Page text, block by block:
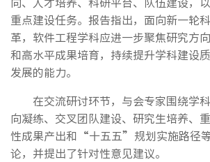
重点建设任务。报告指出，面向新一轮
革，软件工程学科应进一步聚焦研究方
和高水平成果培育，持续提升学科建设
发展的能力。
在交流研讨环节，与会专家围绕学
向凝练、交叉团队建设、研究生培养、
性成果产出和“十五五”规划实施路径
论，并提出了针对性意见建议。